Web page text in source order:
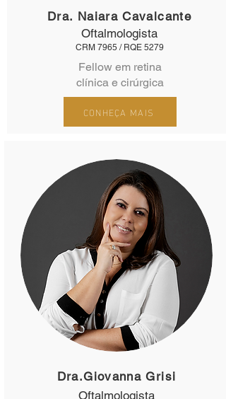
Dra. Naiara Cavalcante
Oftalmologista
CRM 7965 / RQE 5279
Fellow em retina
clínica e cirúrgica
CONHEÇA MAIS
Dra.Giovanna Grisi
Oftalmologista